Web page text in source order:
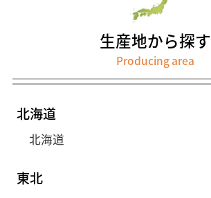
生産地から探す
Producing area
北海道
北海道
東北